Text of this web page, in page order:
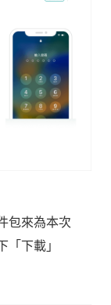
包來為本次
下載」